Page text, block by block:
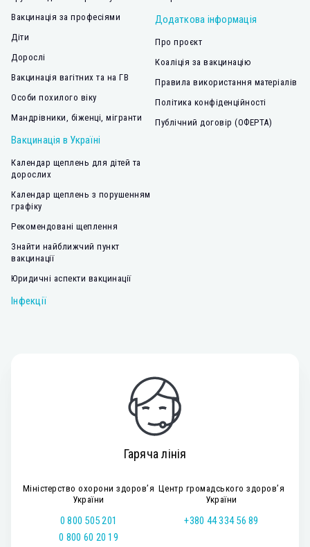
Вакцинація за професіями
Діти
Дорослі
Вакцинація вагітних та на ГВ
Особи похилого віку
Мандрівники, біженці, мігранти
Вакцинація в Україні
Календар щеплень для дітей та
дорослих
Календар щеплень з порушенням
графіку
Рекомендовані щеплення
Знайти найближчий пункт
вакцинації
Юридичні аспекти вакцинації
Інфекції
Додаткова інформація
Про проєкт
Коаліція за вакцинацію
Правила використання матеріалів
Політика конфіденційності
Публічний договір (ОФЕРТА)
Гаряча лінія
Міністерство охорони здоров’я
України
0 800 505 201
0 800 60 20 19
Центр громадського здоров’я
України
+380 44 334 56 89